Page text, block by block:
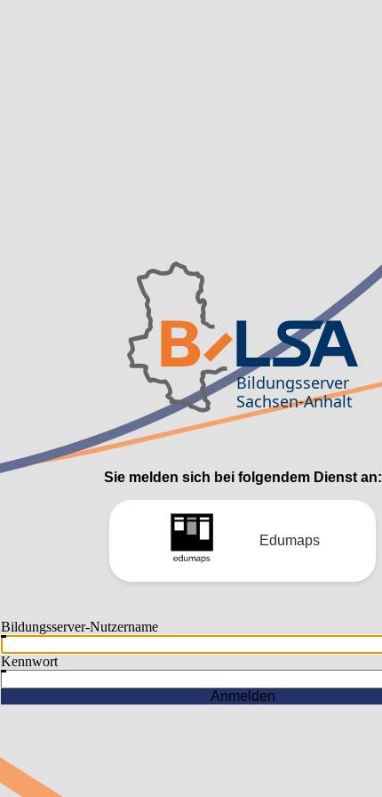
Sie melden sich bei folgendem Dienst an:
Edumaps
Bildungsserver-Nutzername
Kennwort
Anmelden